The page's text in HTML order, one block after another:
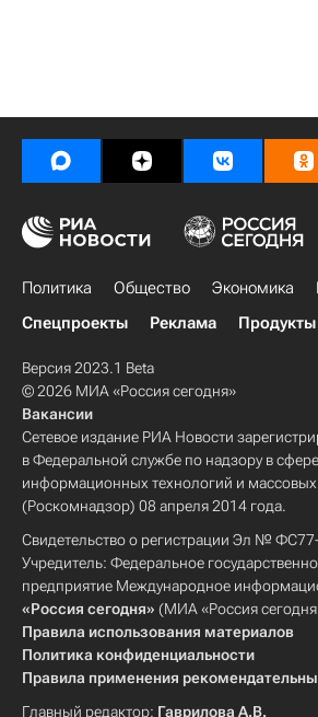
Политика Общество Экономика
Спецпроекты
Реклама
Версия 2023.1 Beta
© 2026 МИА «Россия сегодня»
Вакансии
Сетевое издание РИА Новости
в Федеральной службе по надзору в
информационных технологий и
(Роскомнадзор) 08 апреля 2014 года.
Свидетельство о регистрации Эл №
Учредитель: Федеральное
предприятие Международное
«Россия сегодня» (МИА «Россия
Правила использования материалов
Политика конфиденциальности
Правила применения
Главный редактор: Гаврилова А.В.